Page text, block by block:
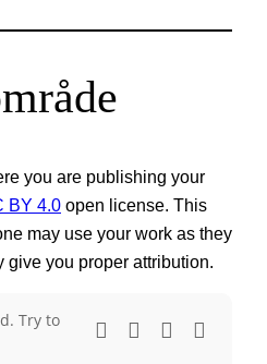
you are publishing your
BY 4.0 open license. This
may use your work as they
you proper attribution.
Try to